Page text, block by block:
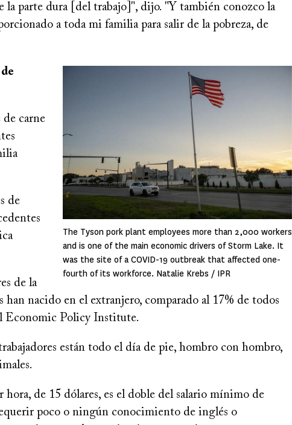
la parte dura [del trabajo]", dijo. "Y también conozco la
a toda mi familia para salir de la pobreza, de
The Tyson pork plant employees more than 2,000 workers
and is one of the main economic drivers of Storm Lake. It
was the site of a COVID-19 outbreak that affected one-
fourth of its workforce. Natalie Krebs / IPR
de carne
de
de la
han nacido en el extranjero, comparado al 17% de todos
Economic Policy Institute.
están todo el día de pie, hombro con hombro,
hora, de 15 dólares, es el doble del salario mínimo de
poco o ningún conocimiento de inglés o